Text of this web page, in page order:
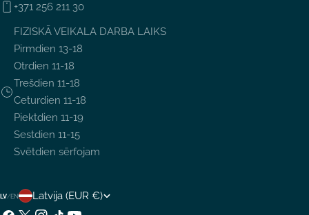
+371 256 211 30
FIZISKĀ VEIKALA DARBA LAIKS
Pirmdien 13-18
Otrdien 11-18
Trešdien 11-18
Ceturdien 11-18
Piektdien 11-19
Sestdien 11-15
Svētdien sērfojam
LV/ENV
Latvija (EUR €)